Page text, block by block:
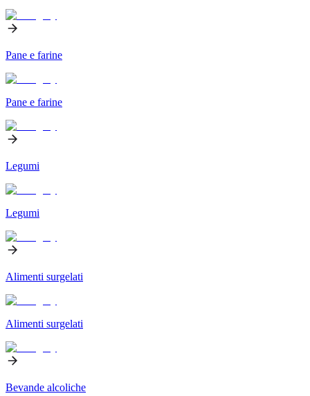
Pane e farine
Pane e farine
Legumi
Legumi
Alimenti surgelati
Alimenti surgelati
Bevande alcoliche